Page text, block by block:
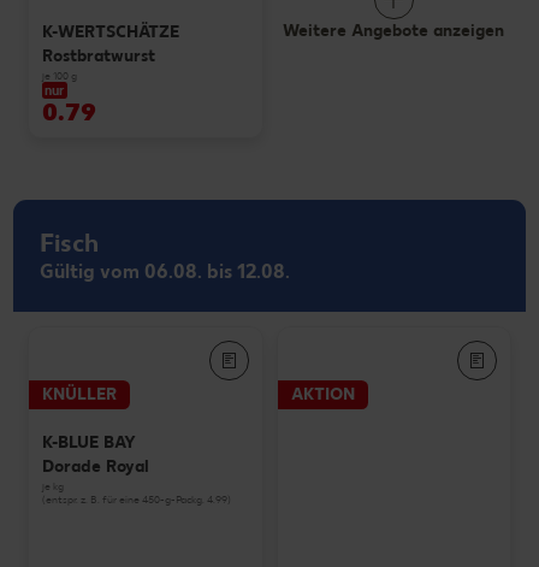
K-WERTSCHÄTZE
Rostbratwurst
je 100 g
nur
0.79
Weitere Angebote anzeigen
Fisch
Gültig vom 06.08. bis 12.08.
KNÜLLER
K-BLUE BAY
Dorade Royal
je kg
(entspr. z. B. für eine 450-g-Packg. 4.99)
AKTION